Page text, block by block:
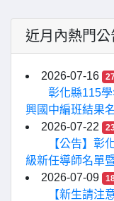
近月內熱門公
2026-07-16
彰化縣115
興國中編班結果
2026-07-22
【公告】彰
級新任導師名單
2026-07-09
【新生請注